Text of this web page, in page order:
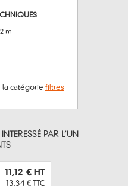
m
la catégorie filtres
PAR L’UN
11,12 € HT
13,34 € TTC